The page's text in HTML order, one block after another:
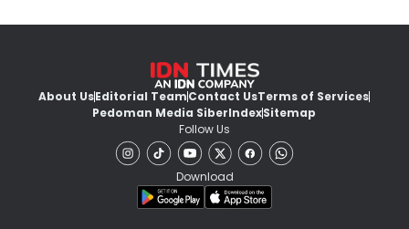
About UsEditorial TeamContact UsTerms of Services
Pedoman Media SiberIndexSitemap
Follow Us
Download